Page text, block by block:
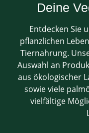
Deine
Entdecken Sie
pflanzlichen
Tiernahrung.
Auswahl an
aus ökologischer
sowie viele
vielfältige